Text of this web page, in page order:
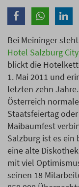
Bei Meininger
Hotel Salzburg
blickt die
1. Mai 2011 und
letzten zehn
Österreich
Staatsfeiertag
Maibaumfest
Salzburg ist es
eine alte
mit viel
seinen 18